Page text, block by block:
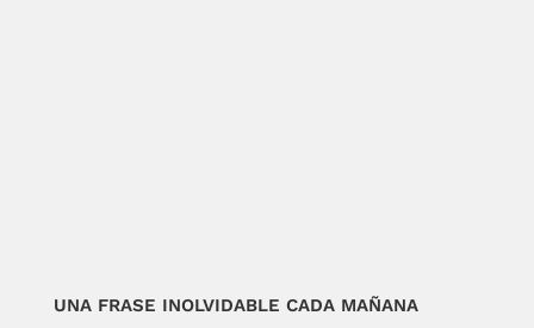
UNA FRASE INOLVIDABLE CADA MAÑANA